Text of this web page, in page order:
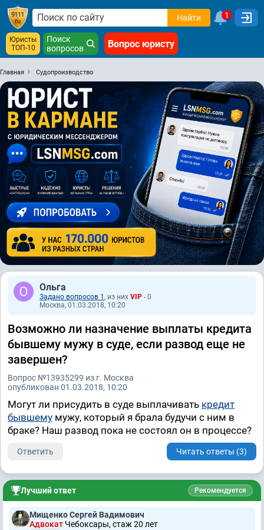
Найти 1
Юристы
ТОП-10
Поиск
вопросов
Вопрос юристу
Главная Судопроизводство
Ольга
Задано вопросов 1 , из них VIP - 0
Москва, 01.03.2018, 10:20
Возможно ли назначение выплаты кредита
бывшему мужу в суде, если развод еще не
завершен?
Вопрос №13935299 из г. Москва
опубликован 01.03.2018, 10:20
Могут ли присудить в суде выплачивать кредит
бывшему мужу, который я брала будучи с ним в
браке? Наш развод пока не состоял он в процессе?
Ответить Читать ответы (3)
Лучший ответ Рекомендуется
Мищенко Сергей Вадимович
Адвокат Чебоксары, стаж 20 лет